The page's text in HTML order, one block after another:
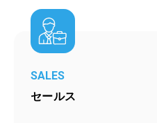
SALES
セールス